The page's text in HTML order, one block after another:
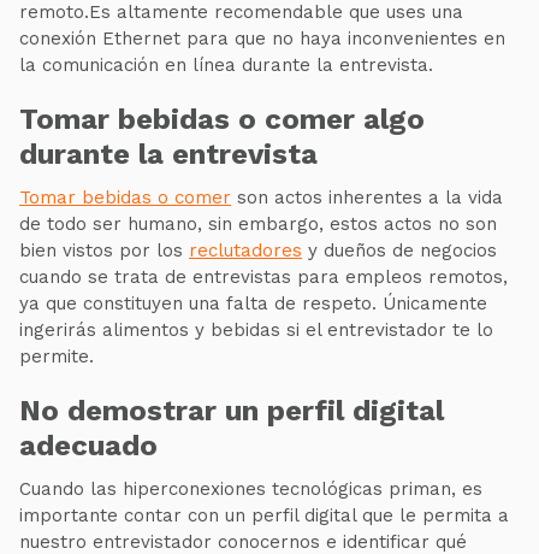
remoto.Es altamente recomendable que uses una
conexión Ethernet para que no haya inconvenientes en
la comunicación en línea durante la entrevista.
Tomar bebidas o comer algo
durante la entrevista
Tomar bebidas o comer son actos inherentes a la vida
de todo ser humano, sin embargo, estos actos no son
bien vistos por los reclutadores y dueños de negocios
cuando se trata de entrevistas para empleos remotos,
ya que constituyen una falta de respeto. Únicamente
ingerirás alimentos y bebidas si el entrevistador te lo
permite.
No demostrar un perfil digital
adecuado
Cuando las hiperconexiones tecnológicas priman, es
importante contar con un perfil digital que le permita a
nuestro entrevistador conocernos e identificar qué